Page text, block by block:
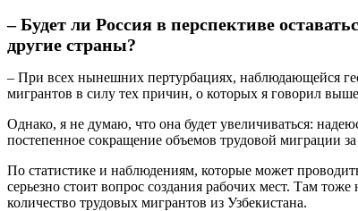
– Будет ли Россия в перспективе
другие страны?
– При всех нынешних пертурбациях, наблюдающейся
мигрантов в силу тех причин, о которых я говорил
Однако, я не думаю, что она будет увеличиваться:
постепенное сокращение объемов трудовой миграции
По статистике и наблюдениям, которые может
серьезно стоит вопрос создания рабочих мест. Там
количество трудовых мигрантов из Узбекистана.